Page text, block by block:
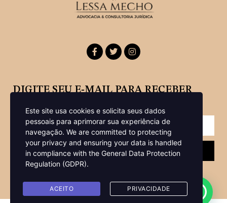
DIGITE SEU E-MAIL PARA RECEBER
Enviar
Este site usa cookies e solicita seus dados
pessoais para aprimorar sua experiência de
navegação. We are committed to protecting
your privacy and ensuring your data is handled
in compliance with the General Data Protection
Regulation (GDPR).
ACEITO PRIVACIDADE